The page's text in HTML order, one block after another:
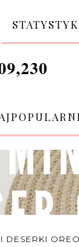
DESERKI